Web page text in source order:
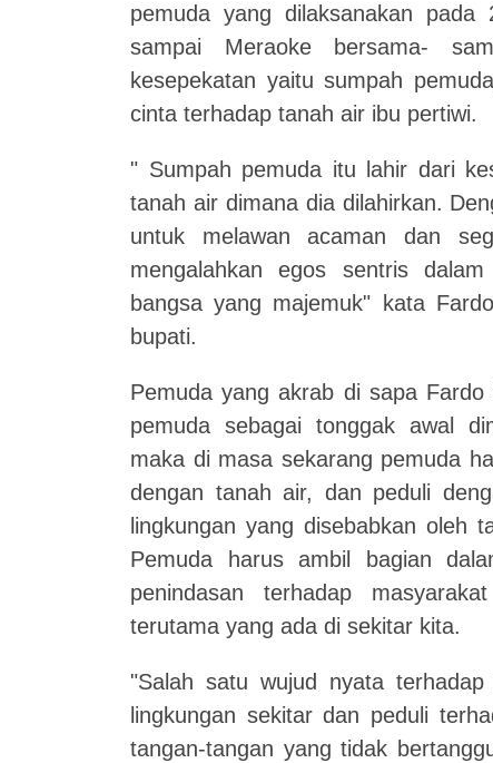
pemuda yang dilaksanakan
sampai Meraoke bersama-
kesepekatan yaitu sumpah
cinta terhadap tanah air ibu pertiwi.
" Sumpah pemuda itu lahir dari
tanah air dimana dia dilahirkan.
untuk melawan acaman dan
mengalahkan egos sentris
bangsa yang majemuk" kata
bupati.
Pemuda yang akrab di sapa
pemuda sebagai tonggak awal
maka di masa sekarang pemuda
dengan tanah air, dan peduli
lingkungan yang disebabkan oleh
Pemuda harus ambil bagian
penindasan terhadap
terutama yang ada di sekitar kita.
"Salah satu wujud nyata
lingkungan sekitar dan peduli
tangan-tangan yang tidak